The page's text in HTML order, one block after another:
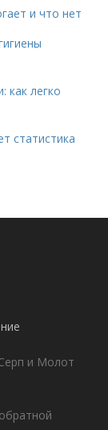
и что нет
как легко
статистика
и Молот